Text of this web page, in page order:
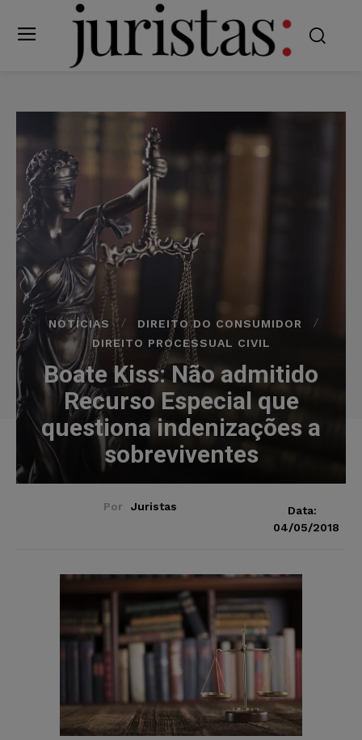
NOTÍCIAS
DIREITO DO CONSUMIDOR
DIREITO PROCESSUAL CIVIL
Boate Kiss: Não admitido
Recurso Especial que
questiona indenizações a
sobreviventes
Por Juristas
Data:
04/05/2018